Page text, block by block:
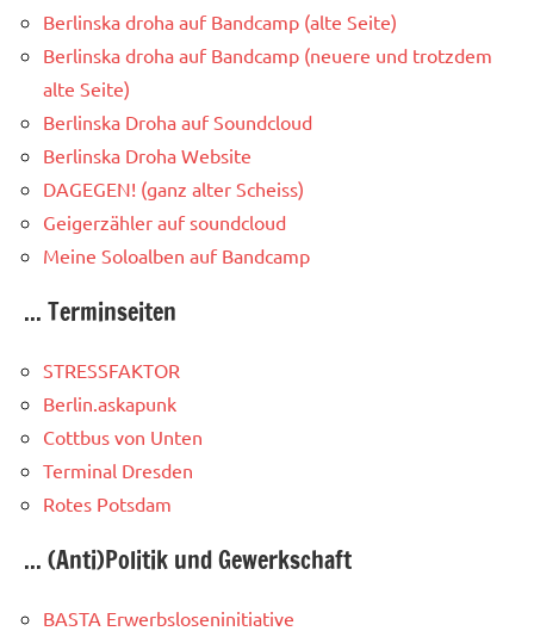
Berlinska droha auf Bandcamp (alte Seite)
Berlinska droha auf Bandcamp (neuere und trotzdem
alte Seite)
Berlinska Droha auf Soundcloud
Berlinska Droha Website
DAGEGEN! (ganz alter Scheiss)
Geigerzähler auf soundcloud
Meine Soloalben auf Bandcamp
... Terminseiten
STRESSFAKTOR
Berlin.askapunk
Cottbus von Unten
Terminal Dresden
Rotes Potsdam
... (Anti)Politik und Gewerkschaft
BASTA Erwerbsloseninitiative